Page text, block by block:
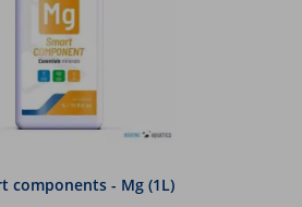
components - Mg (1L)